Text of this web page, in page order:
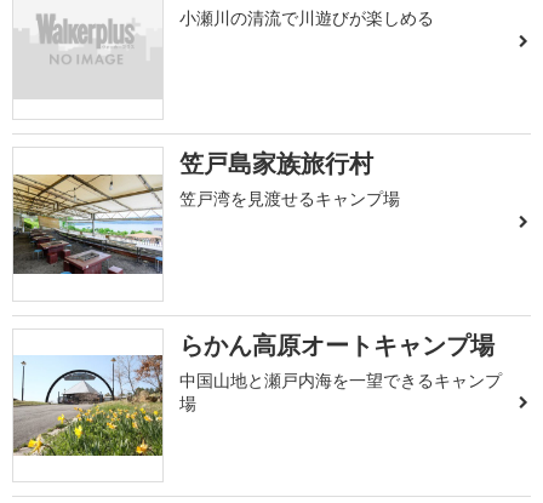
小瀬川の清流で川遊びが楽しめる
笠戸島家族旅行村
笠戸湾を見渡せるキャンプ場
らかん高原オートキャンプ場
中国山地と瀬戸内海を一望できるキャンプ
場